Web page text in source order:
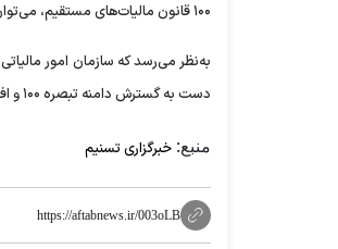
۱۰۰ قانون مالیات‌های مستقیم، می‌توان انتظار داشت که مؤدیان بیشتری از ظرفیت این تبصره استفاده کنند.
به‌نظر می‌رسد که سازمان امور
دست به گسترش دامنه تبصره ۱۰۰ و افزایش تسهیلات آن کرده است.
منبع: خبرگزاری تسنیم
https://aftabnews.ir/003oLB